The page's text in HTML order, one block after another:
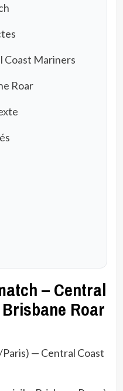
Coast Mariners
Roar
– Central
Roar
— Central Coast